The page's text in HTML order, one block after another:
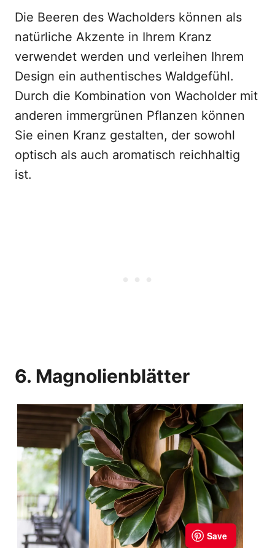
Die Beeren des Wacholders können als
natürliche Akzente in Ihrem Kranz
verwendet werden und verleihen Ihrem
Design ein authentisches Waldgefühl.
Durch die Kombination von Wacholder mit
anderen immergrünen Pflanzen können
Sie einen Kranz gestalten, der sowohl
optisch als auch aromatisch reichhaltig
ist.
6. Magnolienblätter